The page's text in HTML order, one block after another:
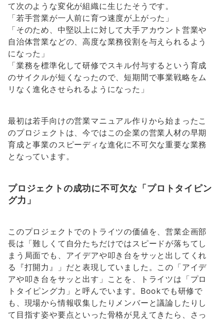
て次のような変化が組織に生じたそうです。
「若手営業が一人前に育つ速度が上がった」
「そのため、中堅以上に対して大手アカウント営業や
自治体営業などの、高度な業務役割を与えられるよう
になった」
「業務を標準化して研修でスキル付与するという育成
のサイクルが短くなったので、短期間で事業戦略をム
リなく進化させられるようになった」
最初は若手向けの営業マニュアル作りから始まったこ
のプロジェクトは、今ではこの企業の営業人材の早期
育成と事業のスピーディな進化に不可欠な重要な業務
となっています。
プロジェクトの成功に不可欠な「プロトタイピン
グ力」
このプロジェクトでのトライツの価値を、営業企画部
長は「難しくて自分たちだけではスピードが落ちてし
まう局面でも、アイデアや叩き台をサッと出してくれ
る『打開力』」だと表現していました。この「アイデ
アや叩き台をサッと出す」ことを、トライツは「プロ
トタイピング力」と呼んでいます。Bookでも研修で
も、現場から情報収集したりメンバーと議論したりし
て目指す姿や要点といった骨格が見えてきたら、さっ